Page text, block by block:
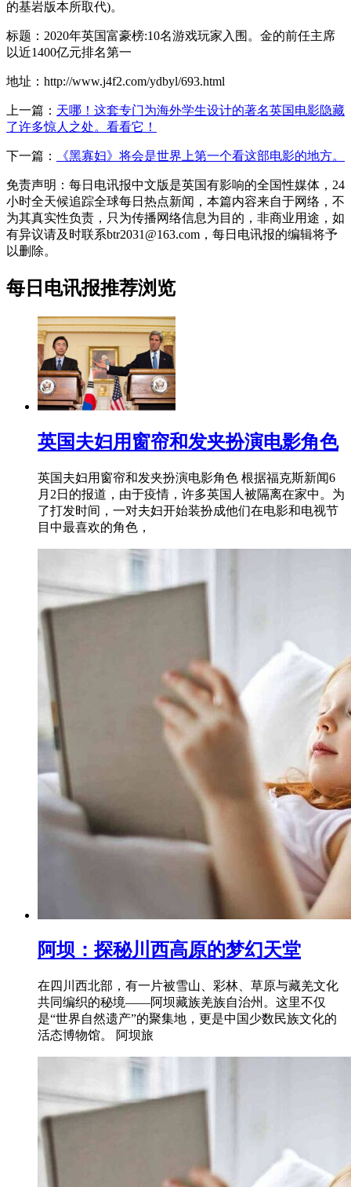
的基岩版本所取代)。
标题：2020年英国富豪榜:10名游戏玩家入围。金的前任主席
以近1400亿元排名第一
地址：http://www.j4f2.com/ydbyl/693.html
上一篇： 天哪！这套专门为海外学生设计的著名英国电影隐藏
了许多惊人之处。看看它！
下一篇： 《黑寡妇》将会是世界上第一个看这部电影的地方。
免责声明：每日电讯报中文版是英国有影响的全国性媒体，24
小时全天候追踪全球每日热点新闻，本篇内容来自于网络，不
为其真实性负责，只为传播网络信息为目的，非商业用途，如
有异议请及时联系btr2031@163.com，每日电讯报的编辑将予
以删除。
每日电讯报推荐浏览
英国夫妇用窗帘和发夹扮演电影角色
英国夫妇用窗帘和发夹扮演电影角色 根据福克斯新闻6
月2日的报道，由于疫情，许多英国人被隔离在家中。为
了打发时间，一对夫妇开始装扮成他们在电影和电视节
目中最喜欢的角色，
阿坝：探秘川西高原的梦幻天堂
在四川西北部，有一片被雪山、彩林、草原与藏羌文化
共同编织的秘境——阿坝藏族羌族自治州。这里不仅
是“世界自然遗产”的聚集地，更是中国少数民族文化的
活态博物馆。 阿坝旅